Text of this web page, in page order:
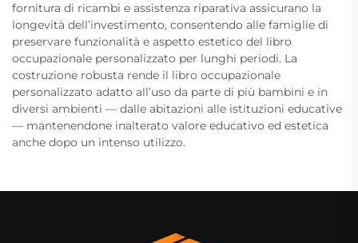
fornitura di ricambi e assistenza riparativa assicurano la
longevità dell’investimento, consentendo alle famiglie di
preservare funzionalità e aspetto estetico del libro
occupazionale personalizzato per lunghi periodi. La
costruzione robusta rende il libro occupazionale
personalizzato adatto all’uso da parte di più bambini e in
diversi ambienti — dalle abitazioni alle istituzioni educative
— mantenendone inalterato valore educativo ed estetica
anche dopo un intenso utilizzo.